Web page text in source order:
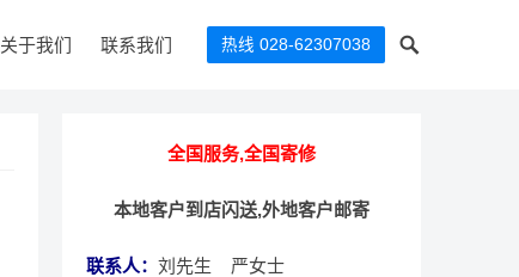
关于我们 联系我们 热线 028-62307038
全国服务,全国寄修
本地客户到店闪送,外地客户邮寄
联系人： 刘先生 严女士